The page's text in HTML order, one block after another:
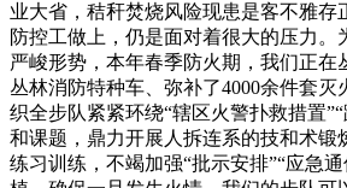
业大省，秸秆焚烧风险现患是客不雅存
防控工做上，仍是面对着很大的压力。
严峻形势，本年春季防火期，我们正在
丛林消防特种车、弥补了4000余件套灭
织全步队紧紧环绕“辖区火警扑救措置
和课题，鼎力开展人拆连系的技和术锻
练习训练，不竭加强“批示安排”“应急